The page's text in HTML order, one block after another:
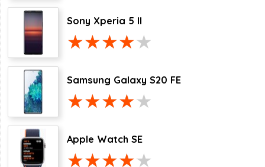
Sony Xperia 5 II
Samsung Galaxy S20 FE
Apple Watch SE